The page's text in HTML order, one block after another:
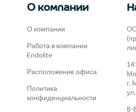
О компании
О компании
Работа в компании
Endolite
Расположение офиса
Политика
конфиденциальности
г.
8-